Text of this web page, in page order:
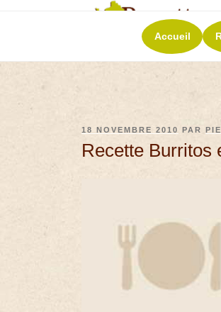
Accueil
18 NOVEMBRE 2010 PAR
Recette Burritos